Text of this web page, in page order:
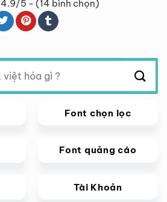
4.9/5 - (14 bình chọn)
Font chọn lọc
Font quảng cáo
Tài Khoản